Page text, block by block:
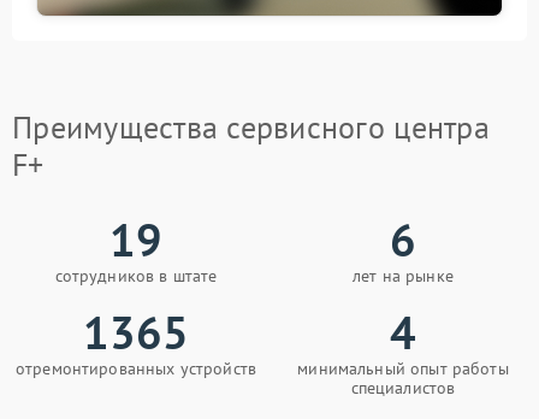
Преимущества сервисного центра
F+
19
сотрудников в штате
6
лет на рынке
1365
отремонтированных устройств
4
минимальный опыт работы
специалистов